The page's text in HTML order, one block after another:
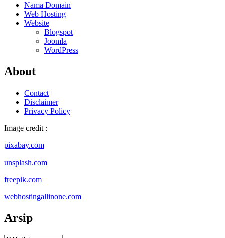
Nama Domain
Web Hosting
Website
Blogspot
Joomla
WordPress
About
Contact
Disclaimer
Privacy Policy
Image credit :
pixabay.com
unsplash.com
freepik.com
webhostingallinone.com
Arsip